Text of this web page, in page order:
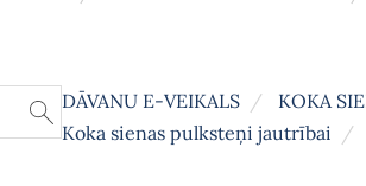
DĀVANU E-VEIKALS
KOKA
Koka sienas pulksteņi jautrībai